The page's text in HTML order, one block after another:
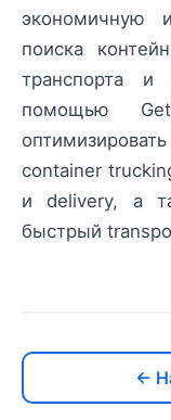
экономичную
поиска
транспорта и
помощью
container
и delivery, а
быстрый
←